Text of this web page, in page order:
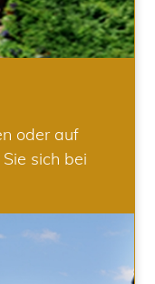
oder auf
sich bei